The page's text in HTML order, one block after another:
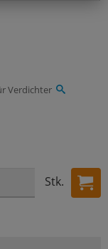
Verdichter
Stk.